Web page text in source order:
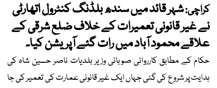
کراچی:شہر قائد میں سندھ بلڈنگ کنٹرول اتھارٹی
نے غیر قانونی تعمیرات کے خلاف ضلع شرقی کے
علاقے محمود آباد میں رات گئے آپریشن کیا۔
حکام کے مطابق کارروائی صوبائی وزیر بلدیات ناصر حسین شاہ کی
ہدایت پر شروع کی گئی جہاں ایک غیر قانونی عمارت کی تعمیر کی جا